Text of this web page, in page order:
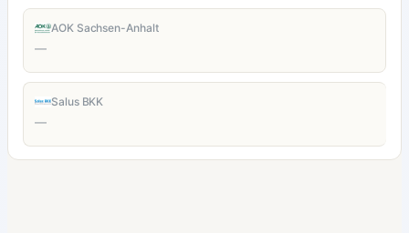
AOK Sachsen-Anhalt
—
Salus BKK
—